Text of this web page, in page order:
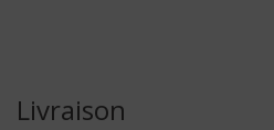
Livraison